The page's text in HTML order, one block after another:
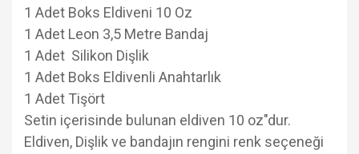
1 Adet Boks Eldiveni 10 Oz
1 Adet Leon 3,5 Metre Bandaj
1 Adet Silikon Dişlik
1 Adet Boks Eldivenli Anahtarlık
1 Adet Tişört
Setin içerisinde bulunan eldiven 10 oz"dur.
Eldiven, Dişlik ve bandajın rengini renk seçeneği